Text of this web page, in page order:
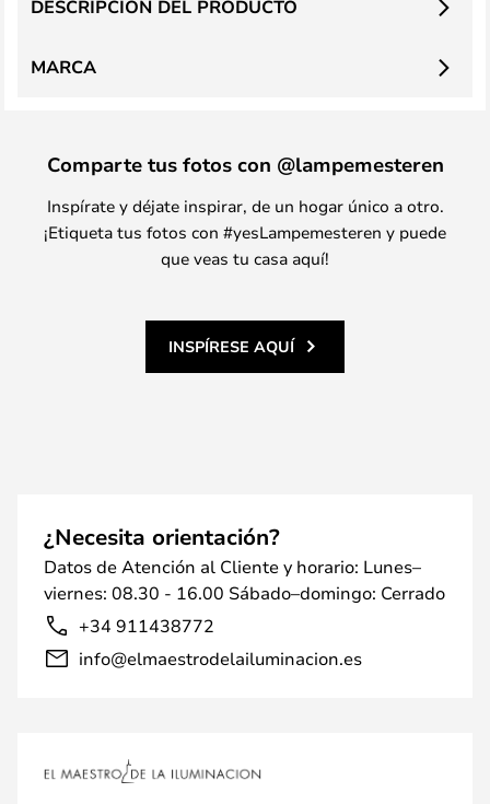
DESCRIPCIÓN DEL PRODUCTO
MARCA
Comparte tus fotos con @lampemesteren
Inspírate y déjate inspirar, de un hogar único a otro.
¡Etiqueta tus fotos con #yesLampemesteren y puede
que veas tu casa aquí!
INSPÍRESE AQUÍ
¿Necesita orientación?
Datos de Atención al Cliente y horario: Lunes–
viernes: 08.30 - 16.00 Sábado–domingo: Cerrado
+34 911438772
info@elmaestrodelailuminacion.es